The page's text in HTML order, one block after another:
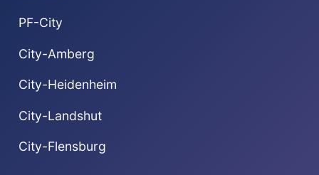
PF-City
City-Amberg
City-Heidenheim
City-Landshut
City-Flensburg